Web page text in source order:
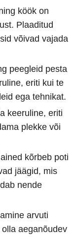
köök on
Plaaditud
võivad vajada
peegleid pesta
eriti kui te
ega tehnikat.
keeruline, eriti
plekke või
kõrbeb poti
jäägid, mis
nende
arvuti
aeganõudev